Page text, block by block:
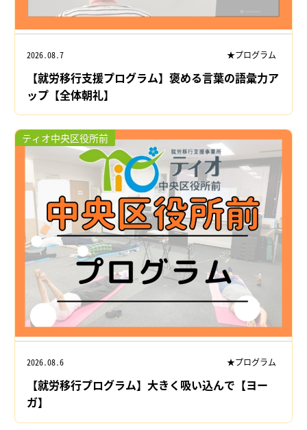
2026.08.7 ★プログラム
【就労移行支援プログラム】褒める言葉の語彙力ア
ップ【全体朝礼】
ティオ中央区役所前
2026.08.6 ★プログラム
【就労移行プログラム】大きく吸い込んで【ヨー
ガ】